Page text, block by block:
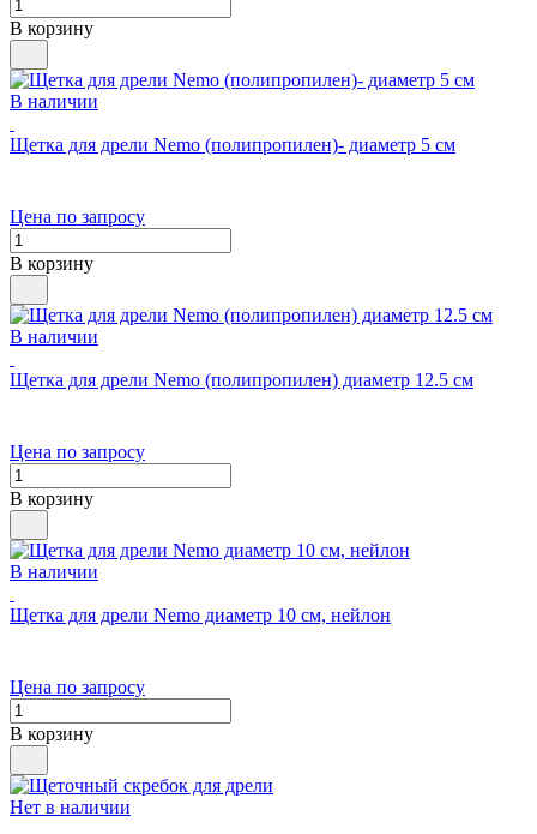
В корзину
В наличии
Щетка для дрели Nemo (полипропилен)- диаметр 5 см
Цена по запросу
В корзину
В наличии
Щетка для дрели Nemo (полипропилен) диаметр 12.5 см
Цена по запросу
В корзину
В наличии
Щетка для дрели Nemo диаметр 10 см, нейлон
Цена по запросу
В корзину
Нет в наличии